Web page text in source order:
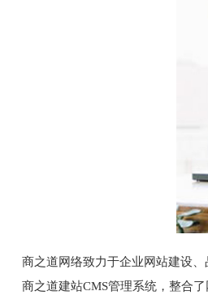
商之道网络致力于企业网站建设
商之道建站CMS管理系统，整合